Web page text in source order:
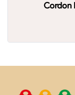
Cordon